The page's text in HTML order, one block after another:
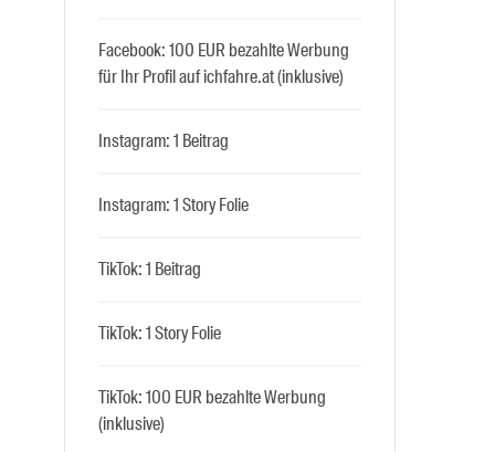
Facebook: 100 EUR bezahlte Werbung
für Ihr Profil auf ichfahre.at (inklusive)
Instagram: 1 Beitrag
Instagram: 1 Story Folie
TikTok: 1 Beitrag
TikTok: 1 Story Folie
TikTok: 100 EUR bezahlte Werbung
(inklusive)